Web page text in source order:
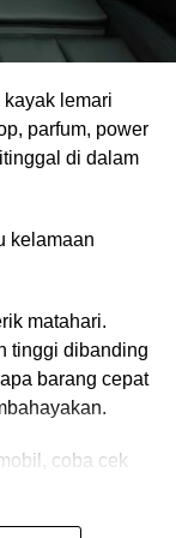
cukup untuk
terjadi,”
HP
untuk aksi ini
dibekali dua
2.645
dari mesin
baterai
bisa gagal
bisa
lemari
parfum, power
di dalam
kelamaan
matahari.
tinggi dibanding
barang cepat
coba cek